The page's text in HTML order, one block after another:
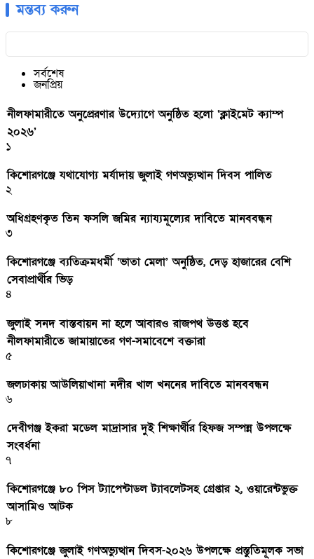
মন্তব্য করুন
সর্বশেষ
জনপ্রিয়
নীলফামারীতে অনুপ্রেরণার উদ্যোগে অনুষ্ঠিত হলো ‘ক্লাইমেট ক্যাম্প
২০২৬’
১
কিশোরগঞ্জে যথাযোগ্য মর্যাদায় জুলাই গণঅভ্যুত্থান দিবস পালিত
২
অধিগ্রহণকৃত তিন ফসলি জমির ন্যায্যমূল্যের দাবিতে মানববন্ধন
৩
কিশোরগঞ্জে ব্যতিক্রমধর্মী ‘ভাতা মেলা’ অনুষ্ঠিত, দেড় হাজারের বেশি
সেবাপ্রার্থীর ভিড়
৪
জুলাই সনদ বাস্তবায়ন না হলে আবারও রাজপথ উত্তপ্ত হবে
নীলফামারীতে জামায়াতের গণ-সমাবেশে বক্তারা
৫
জলঢাকায় আউলিয়াখানা নদীর খাল খননের দাবিতে মানববন্ধন
৬
দেবীগঞ্জ ইকরা মডেল মাদ্রাসার দুই শিক্ষার্থীর হিফজ সম্পন্ন উপলক্ষে
সংবর্ধনা
৭
কিশোরগঞ্জে ৮০ পিস ট্যাপেন্টাডল ট্যাবলেটসহ গ্রেপ্তার ২, ওয়ারেন্টভুক্ত
আসামিও আটক
৮
কিশোরগঞ্জে জুলাই গণঅভ্যুত্থান দিবস-২০২৬ উপলক্ষে প্রস্তুতিমূলক সভা